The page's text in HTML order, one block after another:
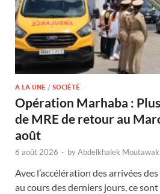
A LA UNE / SOCIÉTÉ
Opération Marhaba :
de MRE de retour au
août
6 août 2026 - byAbdelkhalek
Avec l’accélération des arrivées
au cours des derniers jours, ce